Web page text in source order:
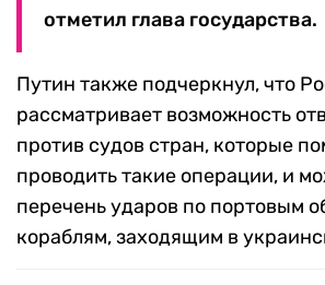
отметил глава государства.
Путин также подчеркнул, что
рассматривает возможность
против судов стран, которые
проводить такие операции, и
перечень ударов по портовым
кораблям, заходящим в